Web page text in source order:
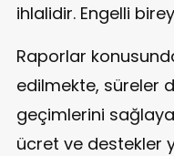
ihlalidir. Engelli
Raporlar
edilmekte, süreler
geçimlerini
ücret ve destekler